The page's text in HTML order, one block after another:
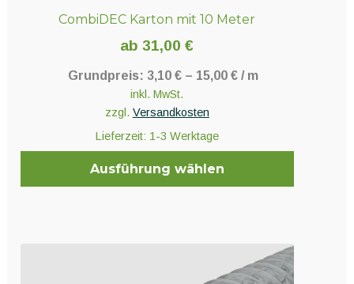
CombiDEC Karton mit 10 Meter
ab 31,00€
Grundpreis: 3,10€ – 15,00€ / m
inkl. MwSt.
zzgl. Versandkosten
Lieferzeit: 1-3 Werktage
Ausführung wählen